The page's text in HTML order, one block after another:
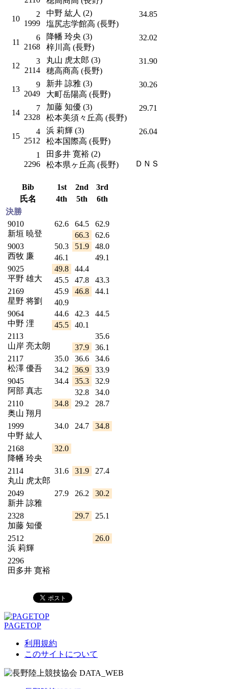
10
2
1999
中野 紘人 (2)
塩尻志学館高 (長野)
34.85
11
6
2168
降幡 玲央 (3)
梓川高 (長野)
32.02
12
3
2114
丸山 虎太郎 (3)
穂高商高 (長野)
31.90
13
9
2049
新井 諒雅 (3)
大町岳陽高 (長野)
30.26
14
7
2328
加藤 知優 (3)
松本美須々丘高 (長野)
29.71
15
4
2512
浜 莉輝 (3)
松本国際高 (長野)
26.04
1
2296
田多井 寛裕 (2)
松本県ヶ丘高 (長野)
ＤＮＳ
Bib 1st 2nd
3rd
氏名
4th 5th
6th
決勝
9010
新垣 暁登
62.6 64.5
62.9
66.3
62.6
9003
西牧 廉
50.3 51.9
48.0
46.1
49.1
9025
平野 雄大
49.8
44.4
45.5
47.8
43.3
2169
星野 将劉
45.9 46.8
44.1
40.9
9064
中野 浬
44.6 42.3
44.5
45.5
40.1
2113
山岸 亮太朗
35.6
37.9
36.1
2117
松澤 優吾
35.0 36.6
34.6
34.2
36.9
33.9
9045
阿部 真志
34.4 35.3
32.9
32.8
34.0
2110
奥山 翔月
34.8 29.2 28.7
1999
中野 紘人
34.0 24.7 34.8
2168
降幡 玲央
32.0
2114
丸山 虎太郎
31.6 31.9 27.4
2049
新井 諒雅
27.9 26.2 30.2
2328
加藤 知優
29.7 25.1
2512
浜 莉輝
26.0
2296
田多井 寛裕
PAGETOP
利用規約
このサイトについて